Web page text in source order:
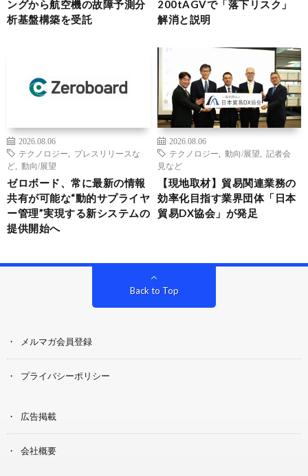
ングから航空機の故障予測分
析基盤構築を受託
200tAGVで「落下リスク」
解消と説明
2026.08.06
テクノロジー
プレスリリースな
ど
動向/展望
ゼロボード、常に最新の情報
共有が可能な“動的サプライヤ
ー管理”実現する新システムの
提供開始へ
2026.08.06
テクノロジー
動向/展望
記者会
見など
【現地取材】貿易関連業務の
効率化目指す業界団体「日本
貿易DX協会」が発足
Back to Top
メルマガ会員登録
プライバシーポリシー
広告掲載
会社概要